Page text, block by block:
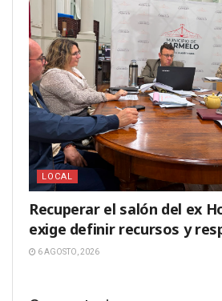
LOCAL
Recuperar el salón del ex
exige definir recursos y
6 AGOSTO, 2026